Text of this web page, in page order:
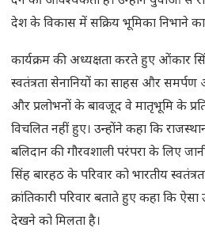
देश के विकास में सक्रिय भूमिका निभाने
कार्यक्रम की अध्यक्षता करते हुए ओंकार
स्वतंत्रता सेनानियों का साहस और समर्पण
और प्रलोभनों के बावजूद वे मातृभूमि के
विचलित नहीं हुए। उन्होंने कहा कि
बलिदान की गौरवशाली परंपरा के लिए
सिंह बारहठ के परिवार को भारतीय
क्रांतिकारी परिवार बताते हुए कहा कि
देखने को मिलता है।